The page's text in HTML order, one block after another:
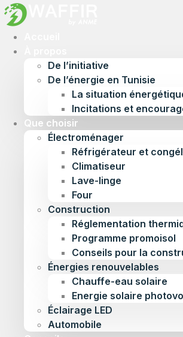
De l’initiative
De l’énergie en Tunisie
La situation
Incitations et
Que choisir
Électroménager
Réfrigérateur et
Climatiseur
Lave-linge
Four
Construction
Réglementation
Programme promoisol
Conseils pour la
Énergies renouvelables
Chauffe-eau solaire
Energie solaire
Éclairage LED
Automobile